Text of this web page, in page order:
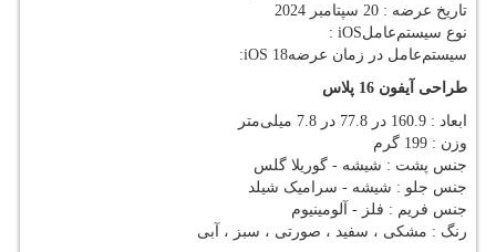
تاریخ عرضه : 20 سپتامبر 2024
نوع سیستم‌عامل: iOS
سیستم‌عامل در زمان عرضه:iOS 18
طراحی آیفون 16 پلاس
ابعاد : 160.9 در 77.8 در 7.8 میلی‌متر
وزن : 199 گرم
جنس پشت : شیشه - گوریلا گلس
جنس جلو : شیشه - سرامیک شیلد
جنس فریم : فلز - آلومینیوم
رنگ : مشکی ، سفید ، صورتی ، سبز ، آبی